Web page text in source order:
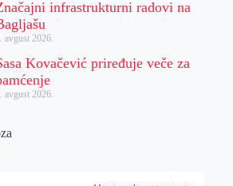
infrastrukturni radovi na
avgust 2026.
Kovačević priređuje veče za
avgust 2026.